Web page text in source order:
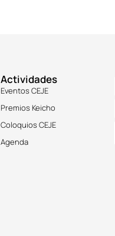
Actividades
Eventos CEJE
Premios Keicho
Coloquios CEJE
Agenda